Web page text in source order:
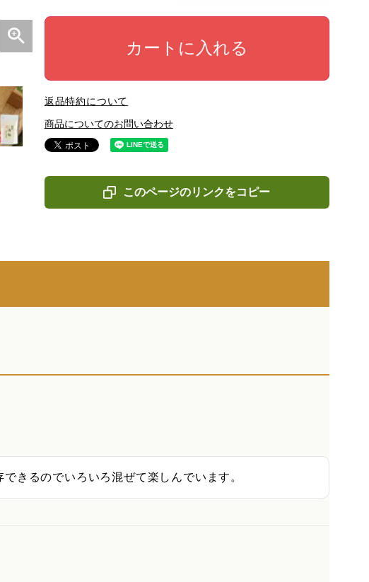
カートに入れる
返品特約について
商品についてのお問い合わせ
このページのリンクをコピー
きるのでいろいろ混ぜて楽しんでいます。